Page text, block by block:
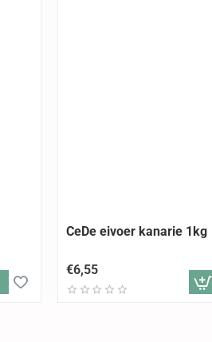
CeDe eivoer kanarie 1kg
€6,55